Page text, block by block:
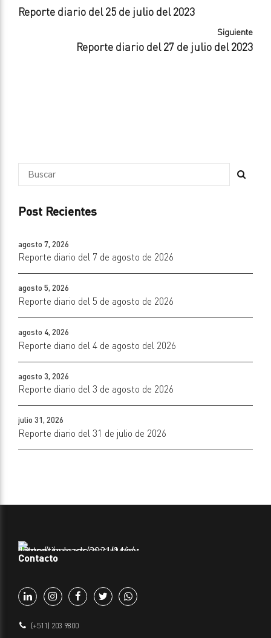
Reporte diario del 25 de julio del 2023
Siguiente
Reporte diario del 27 de julio del 2023
Post Recientes
agosto 7, 2026
Reporte diario del 7 de agosto de 2026
agosto 5, 2026
Reporte diario del 5 de agosto de 2026
agosto 4, 2026
Reporte diario del 4 de agosto del 2026
agosto 3, 2026
Reporte diario del 3 de agosto de 2026
julio 31, 2026
Reporte diario del 31 de julio de 2026
Contacto
(+511) 203 9800